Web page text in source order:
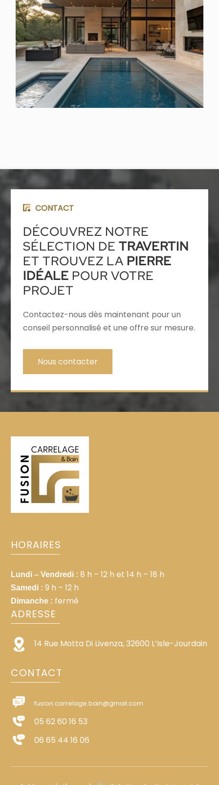
CONTACT
DÉCOUVREZ NOTRE
SÉLECTION DETRAVERTIN
ET TROUVEZ LA PIERRE
IDÉALE POUR VOTRE
PROJET
Contactez-nous dès maintenant pour un
conseil personnalisé et une offre sur mesure.
Nous contacter
HORAIRES
Lundi – Vendredi : 8 h – 12 h et 14 h – 18 h
Samedi : 9 h – 12 h
Dimanche : fermé
ADRESSE
14 Rue Motta Di Livenza, 32600 L’Isle-Jourdain
CONTACT
fusion.carrelage.bain@gmail.com
05 62 60 16 53
06 65 44 16 06